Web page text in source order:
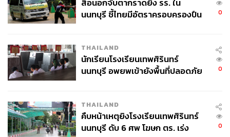
สื่อนอกจับตากราดยิง รร. ใน
นนทบุรี ชี้ไทยมีอัตราครอบครองปืน
0
THAILAND
นักเรียนโรงเรียนเทพศิรินทร์
นนทบุรี อพยพเข้ายังพื้นที่ปลอดภัย
0
THAILAND
คืบหน้าเหตุยิงโรงเรียนเทพศิรินทร์
นนทบุรี ดับ 6 ศพ โฆษก ตร. เร่ง
0